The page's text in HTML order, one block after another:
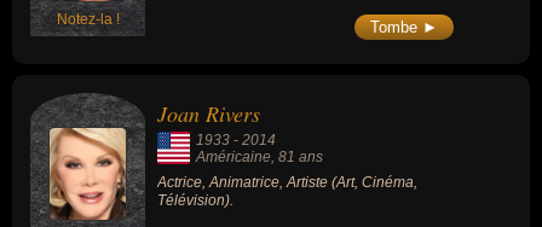
Notez-la ! Tombe ►
Joan Rivers
1933 - 2014
Américaine , 81 ans
Actrice, Animatrice, Artiste (Art, Cinéma,
Télévision).